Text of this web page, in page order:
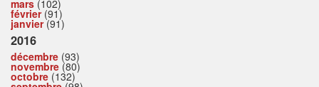
mars(102)
février(91)
janvier(91)
2016
décembre (93)
novembre (80)
octobre (132)